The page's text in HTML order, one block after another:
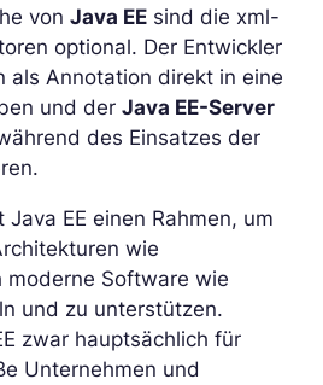
von Java EE sind die xml-
optional. Der Entwickler
als Annotation direkt in eine
und der Java EE-Server
des Einsatzes der
EE einen Rahmen, um
wie
moderne Software wie
und zu unterstützen.
zwar hauptsächlich für
Unternehmen und